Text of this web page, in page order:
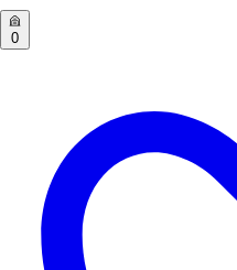
0